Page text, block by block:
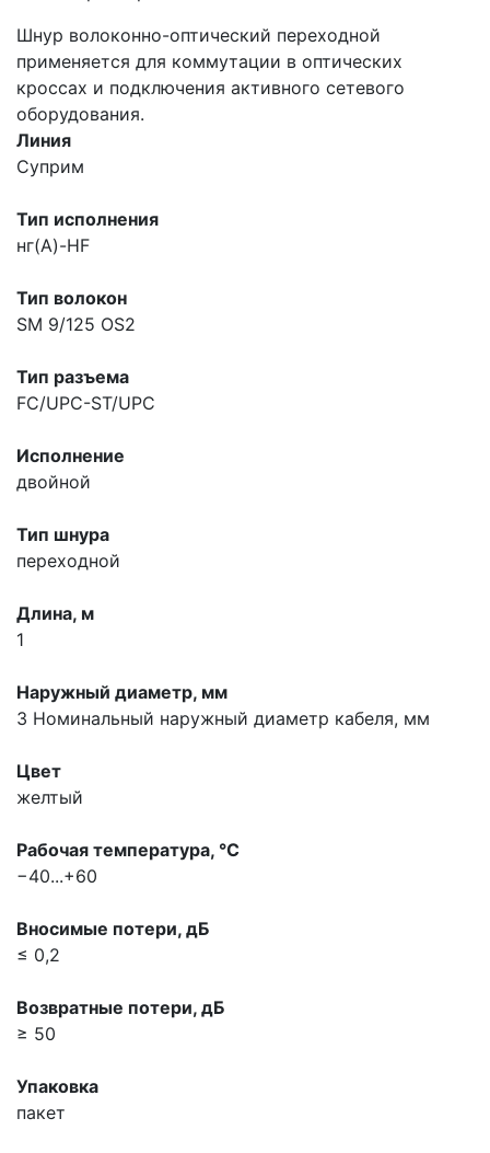
Шнур волоконно-оптический переходной
применяется для коммутации в оптических
кроссах и подключения активного сетевого
оборудования.
Линия
Суприм
Тип исполнения
нг(A)-HF
Тип волокон
SM 9/125 OS2
Тип разъема
FC/UPC-ST/UPC
Исполнение
двойной
Тип шнура
переходной
Длина, м
1
Наружный диаметр, мм
3 Номинальный наружный диаметр кабеля, мм
Цвет
желтый
Рабочая температура, °С
−40...+60
Вносимые потери, дБ
≤ 0,2
Возвратные потери, дБ
≥ 50
Упаковка
пакет